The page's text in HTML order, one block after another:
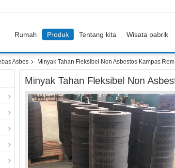
Rumah Produk Tentang kita Wisata pabrik
Asbes Minyak Tahan Fleksibel Non Asbestos Kampas Rem
Minyak Tahan Fleksibel Non